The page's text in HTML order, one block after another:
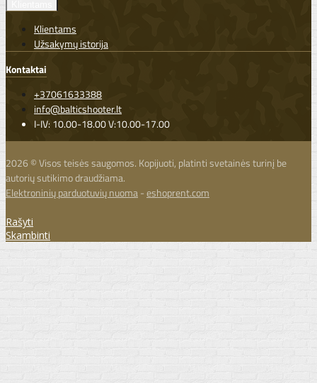
Klientams
Užsakymų istorija
Kontaktai
+37061633388
info@balticshooter.lt
I-IV: 10.00-18.00 V:10.00-17.00
2026 © Visos teisės saugomos. Kopijuoti, platinti svetainės turinį be
autorių sutikimo draudžiama.
Elektroninių parduotuvių nuoma-eshoprent.com
Rašyti
Skambinti